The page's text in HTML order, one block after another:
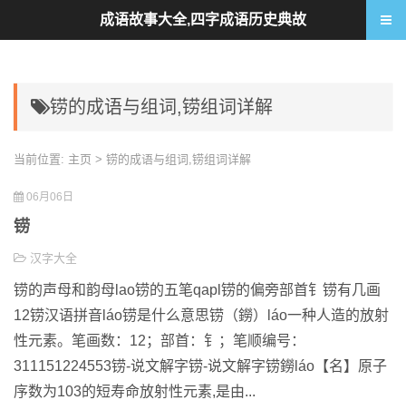
铹的成语与组词,铹组词详解
当前位置: 主页 > 铹的成语与组词,铹组词详解
06月06日
铹
汉字大全
铹的声母和韵母lao铹的五笔qapl铹的偏旁部首钅铹有几画
12铹汉语拼音láo铹是什么意思铹（鐒）láo一种人造的放射
性元素。笔画数：12；部首：钅；笔顺编号：
311151224553铹-说文解字铹-说文解字铹鐒láo【名】原子
序数为103的短寿命放射性元素,是由...
成语故事大全,四字成语历史典故